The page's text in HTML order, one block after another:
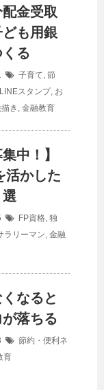
金受取
も用銀
る
子育て, 節
LINEスタンプ, お
き , 金融教育
中！】
活かした
FP資格, 独
ラリーマン, 金融
なると
落ちる
節約・便利ネ
育